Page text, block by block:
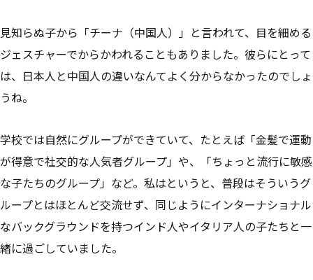
見知らぬ子から「チーナ（中国人）」と言われて、目を細める
ジェスチャーでからかわれることもありました。彼らにとって
は、日本人と中国人の違いなんてよく分からなかったのでしょ
うね。
学校では自然にグループができていて、たとえば「金髪で運動
が得意で社交的な人気者グループ」や、「ちょっと流行に敏感
な子たちのグループ」など。私はというと、普段はそういうグ
ループとはほとんど交流せず、同じようにインターナショナル
なバックグラウンドを持つインド人やイタリア人の子たちと一
緒に過ごしていました。